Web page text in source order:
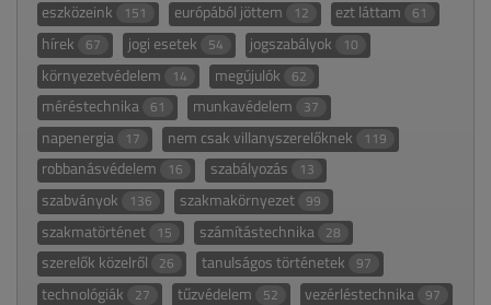
eszközeink 151 európából jöttem 12 ezt láttam 61
hírek 67 jogi esetek 54 jogszabályok 10
környezetvédelem 14 megújulók 62
méréstechnika 61 munkavédelem 37
napenergia 17 nem csak villanyszerelőknek 119
robbanásvédelem 16 szabályozás 13
szabványok 136 szakmakörnyezet 99
szakmatörténet 15 számítástechnika 28
szerelők közelről 26 tanulságos történetek 97
technológiák 27 tűzvédelem 52 vezérléstechnika 97